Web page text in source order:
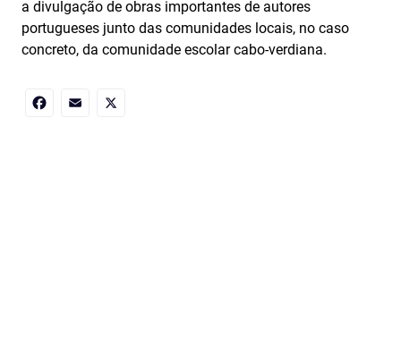
a divulgação de obras importantes de autores
portugueses junto das comunidades locais, no caso
concreto, da comunidade escolar cabo-verdiana.